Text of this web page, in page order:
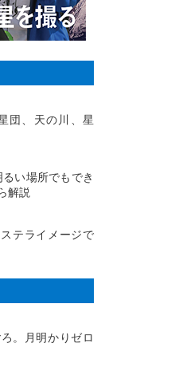
団、天の川、星
い場所でもでき
解説
テライメージで
。月明かりゼロ